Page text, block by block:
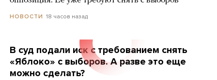
НОВОСТИ 18 часов назад
В суд подали иск с требованием снять
«Яблоко» с выборов. А разве это еще
можно сделать?